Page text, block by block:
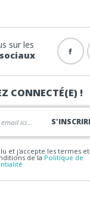
sur les
CONNECTÉ(E) !
lu et j'accepte les termes et
de la Politique de